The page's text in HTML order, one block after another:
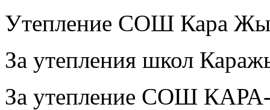
Утепление СОШ Кара
За утепления школ
За утепление СОШ